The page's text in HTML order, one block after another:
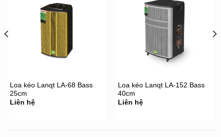
Loa kéo Lanqt LA-68 Bass
25cm
Liên hệ
Loa kéo Lanqt LA-152 Bass
40cm
Liên hệ